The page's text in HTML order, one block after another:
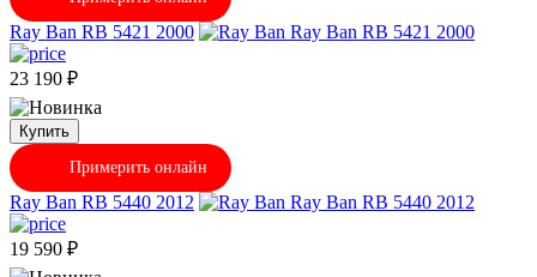
Ray Ban RB 5421 2000
23 190 ₽
Купить
Примерить онлайн
Ray Ban RB 5440 2012
19 590 ₽